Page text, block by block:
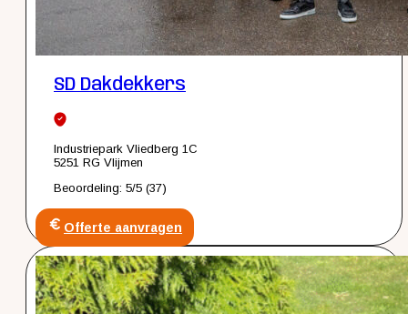
SD Dakdekkers
Industriepark Vliedberg 1C
5251 RG Vlijmen
Beoordeling: 5/5 (37)
Offerte aanvragen